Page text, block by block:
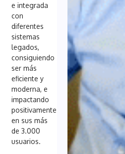
e integrada
con
diferentes
sistemas
legados,
consiguiendo
ser más
eficiente y
moderna, e
impactando
positivamente
en sus más
de 3.000
usuarios.